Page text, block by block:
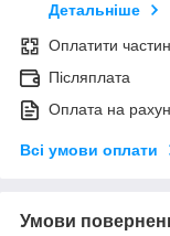
Детальніше
Оплатити
Післяплата
Оплата на
Всі умови оплати
Умови